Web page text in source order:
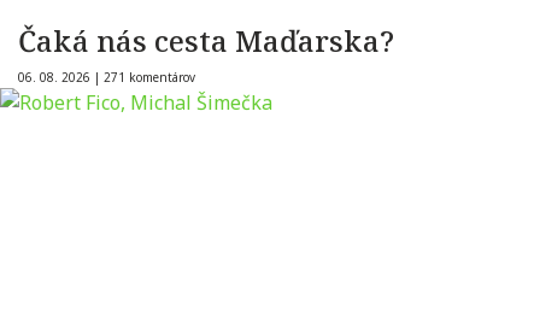
Čaká nás cesta Maďarska?
06. 08. 2026 | 271 komentárov